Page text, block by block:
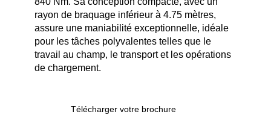
rayon de braquage inférieur à 4.75 mètres,
assure une maniabilité exceptionnelle, idéale
pour les tâches polyvalentes telles que le
travail au champ, le transport et les opérations
de chargement.
Télécharger votre brochure